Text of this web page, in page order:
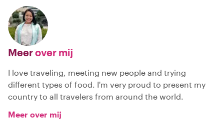
Meerover mij
I love traveling, meeting new people and trying
different types of food. I'm very proud to present my
country to all travelers from around the world.
Meer over mij